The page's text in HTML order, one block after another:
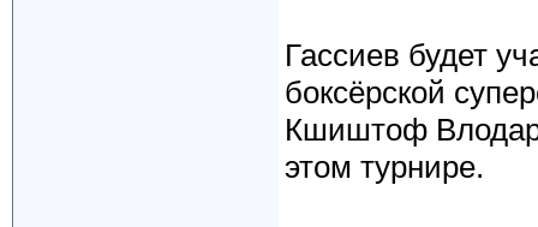
Гассиев будет
боксёрской
Кшиштоф
этом турнире.